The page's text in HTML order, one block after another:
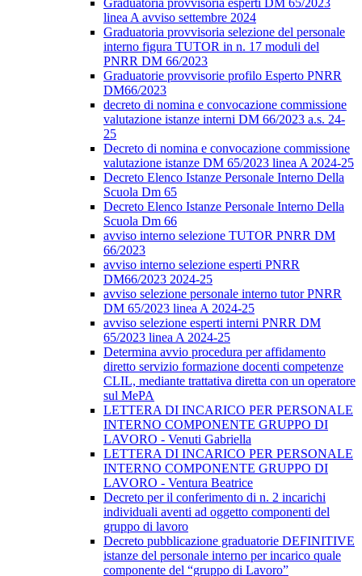
Graduatoria provvisoria esperti DM 65/2023
linea A avviso settembre 2024
Graduatoria provvisoria selezione del personale
interno figura TUTOR in n. 17 moduli del
PNRR DM 66/2023
Graduatorie provvisorie profilo Esperto PNRR
DM66/2023
decreto di nomina e convocazione commissione
valutazione istanze interni DM 66/2023 a.s. 24-
25
Decreto di nomina e convocazione commissione
valutazione istanze DM 65/2023 linea A 2024-25
Decreto Elenco Istanze Personale Interno Della
Scuola Dm 65
Decreto Elenco Istanze Personale Interno Della
Scuola Dm 66
avviso interno selezione TUTOR PNRR DM
66/2023
avviso interno selezione esperti PNRR
DM66/2023 2024-25
avviso selezione personale interno tutor PNRR
DM 65/2023 linea A 2024-25
avviso selezione esperti interni PNRR DM
65/2023 linea A 2024-25
Determina avvio procedura per affidamento
diretto servizio formazione docenti competenze
CLIL, mediante trattativa diretta con un operatore
sul MePA
LETTERA DI INCARICO PER PERSONALE
INTERNO COMPONENTE GRUPPO DI
LAVORO - Venuti Gabriella
LETTERA DI INCARICO PER PERSONALE
INTERNO COMPONENTE GRUPPO DI
LAVORO - Ventura Beatrice
Decreto per il conferimento di n. 2 incarichi
individuali aventi ad oggetto componenti del
gruppo di lavoro
Decreto pubblicazione graduatorie DEFINITIVE
istanze del personale interno per incarico quale
componente del “gruppo di Lavoro”